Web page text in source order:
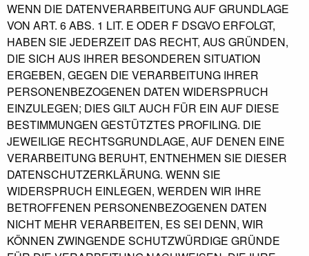
WENN DIE DATENVERARBEITUNG AUF GRUNDLAGE
VON ART. 6 ABS. 1 LIT. E ODER F DSGVO ERFOLGT,
HABEN SIE JEDERZEIT DAS RECHT, AUS GRÜNDEN,
DIE SICH AUS IHRER BESONDEREN SITUATION
ERGEBEN, GEGEN DIE VERARBEITUNG IHRER
PERSONENBEZOGENEN DATEN WIDERSPRUCH
EINZULEGEN; DIES GILT AUCH FÜR EIN AUF DIESE
BESTIMMUNGEN GESTÜTZTES PROFILING. DIE
JEWEILIGE RECHTSGRUNDLAGE, AUF DENEN EINE
VERARBEITUNG BERUHT, ENTNEHMEN SIE DIESER
DATENSCHUTZERKLÄRUNG. WENN SIE
WIDERSPRUCH EINLEGEN, WERDEN WIR IHRE
BETROFFENEN PERSONENBEZOGENEN DATEN
NICHT MEHR VERARBEITEN, ES SEI DENN, WIR
KÖNNEN ZWINGENDE SCHUTZWÜRDIGE GRÜNDE